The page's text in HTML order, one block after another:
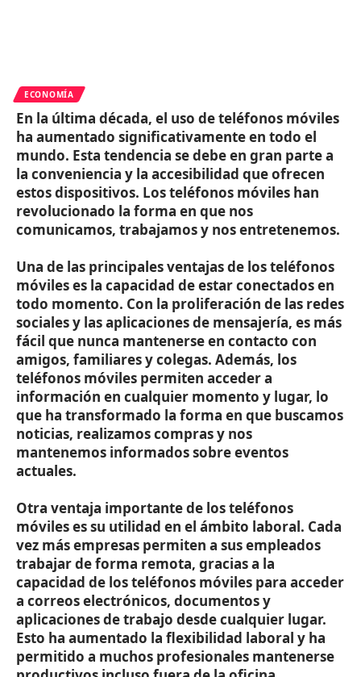
ECONOMÍA
En la última década, el uso de teléfonos móviles
ha aumentado significativamente en todo el
mundo. Esta tendencia se debe en gran parte a
la conveniencia y la accesibilidad que ofrecen
estos dispositivos. Los teléfonos móviles han
revolucionado la forma en que nos
comunicamos, trabajamos y nos entretenemos.
Una de las principales ventajas de los teléfonos
móviles es la capacidad de estar conectados en
todo momento. Con la proliferación de las redes
sociales y las aplicaciones de mensajería, es más
fácil que nunca mantenerse en contacto con
amigos, familiares y colegas. Además, los
teléfonos móviles permiten acceder a
información en cualquier momento y lugar, lo
que ha transformado la forma en que buscamos
noticias, realizamos compras y nos
mantenemos informados sobre eventos
actuales.
Otra ventaja importante de los teléfonos
móviles es su utilidad en el ámbito laboral. Cada
vez más empresas permiten a sus empleados
trabajar de forma remota, gracias a la
capacidad de los teléfonos móviles para acceder
a correos electrónicos, documentos y
aplicaciones de trabajo desde cualquier lugar.
Esto ha aumentado la flexibilidad laboral y ha
permitido a muchos profesionales mantenerse